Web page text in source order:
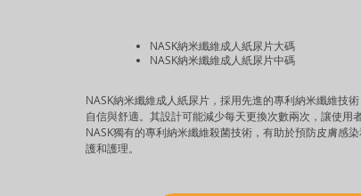
NASK納米纖維成人紙尿片大碼
NASK納米纖維成人紙尿片中碼
NASK納米纖維成人紙尿片，採用先進的專利納米纖維技
自信與舒適。其設計可能減少每天更換次數兩次，讓使用
NASK獨有的專利納米纖維殺菌技術，有助於預防皮膚感
護和護理。